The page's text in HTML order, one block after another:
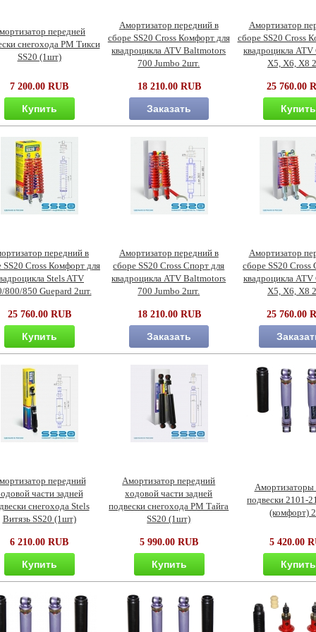
передней
снегохода РМ Тикси
SS20 (1шт)
7 200.00 RUB
Купить
Амортизатор передний в
сборе SS20 Cross Комфорт для
квадроцикла ATV Baltmotors
700 Jumbo 2шт.
18 210.00 RUB
Заказать
Амортизатор
сборе SS20 Cross
квадроцикла
X5, X6, X8
25 760.00
Купить
передний в
SS20 Cross Комфорт для
Stels ATV
800/850 Guepard 2шт.
25 760.00 RUB
Купить
Амортизатор передний в
сборе SS20 Cross Спорт для
квадроцикла ATV Baltmotors
700 Jumbo 2шт.
18 210.00 RUB
Заказать
Амортизатор
сборе SS20 Cross
квадроцикла
X5, X6, X8
25 760.00
передний
части задней
снегохода Stels
Витязь SS20 (1шт)
6 210.00 RUB
Купить
Амортизатор передний
ходовой части задней
подвески снегохода РМ Тайга
SS20 (1шт)
5 990.00 RUB
Купить
Амортизаторы
подвески 2101-
(комфорт)
5 420.00
Купить